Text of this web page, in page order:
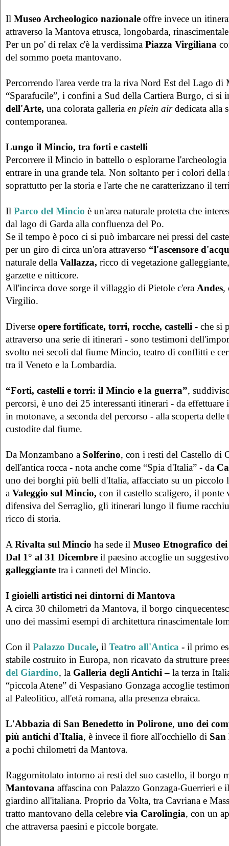
Il Museo Archeologico nazionale offre invece un
attraverso la Mantova etrusca, longobarda,
Per un po' di relax c'è la verdissima Piazza Virgiliana
del sommo poeta mantovano.
Percorrendo l'area verde tra la riva Nord Est del Lago
“Sparafucile”, i confini a Sud della Cartiera Burgo, ci si
dell'Arte, una colorata galleria en plein airdedicata alla
contemporanea.
Lungo il Mincio, tra forti e castelli
Percorrere il Mincio in battello o esplorarne
entrare in una grande tela. Non soltanto per i colori della
soprattutto per la storia e l'arte che ne caratterizzano il
Il Parco del Mincio è un'area naturale protetta che
dal lago di Garda alla confluenza del Po.
Se il tempo è poco ci si può imbarcare nei pressi del
per un giro di circa un'ora attraverso “l'ascensore
naturale della Vallazza, ricco di vegetazione
garzette e nitticore.
All'incirca dove sorge il villaggio di Pietole c'era Andes,
Virgilio.
Diverse opere fortificate, torri, rocche, castelli - che si
attraverso una serie di itinerari - sono testimoni
svolto nei secoli dal fiume Mincio, teatro di conflitti e
tra il Veneto e la Lombardia.
“Forti, castelli e torri: il Mincio e la guerra”,
percorsi, è uno dei 25 interessanti itinerari - da
in motonave, a seconda del percorso - alla scoperta delle
custodite dal fiume.
Da Monzambano a Solferino, con i resti del Castello di
dell'antica rocca - nota anche come “Spia d'Italia” - da
uno dei borghi più belli d'Italia, affacciato su un piccolo
a Valeggio sul Mincio, con il castello scaligero, il ponte
difensiva del Serraglio, gli itinerari lungo il fiume
ricco di storia.
ARivalta sul Mincio ha sede il Museo Etnografico
Dal 1° al 31 Dicembre il paesino accoglie un
galleggiante tra i canneti del Mincio.
I gioielli artistici nei dintorni di Mantova
A circa 30 chilometri da Mantova, il borgo
uno dei massimi esempi di architettura rinascimentale
Con il Palazzo Ducale, il Teatro all'Antica - il primo
stabile costruito in Europa, non ricavato da strutture
del Giardino, la Galleria degli Antichi – la terza in
“piccola Atene” di Vespasiano Gonzaga accoglie
al Paleolitico, all'età romana, alla presenza ebraica.
L'Abbazia di San Benedetto in Polirone, uno dei
più antichi d'Italia, è invece il fiore all'occhiello di San
a pochi chilometri da Mantova.
Raggomitolato intorno ai resti del suo castello, il borgo
Mantovana affascina con Palazzo Gonzaga-Guerrieri e
giardino all'italiana. Proprio da Volta, tra Cavriana e
tratto mantovano della celebre via Carolingia, con un
che attraversa paesini e piccole borgate.